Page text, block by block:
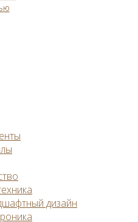
дизайн